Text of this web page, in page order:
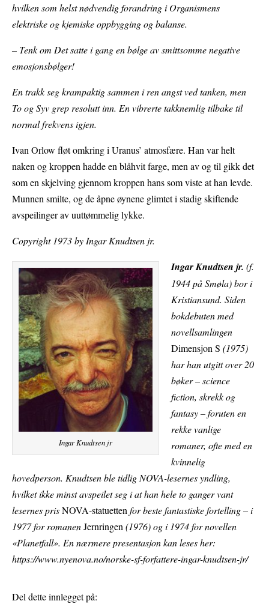
hvilken som helst nødvendig forandring i Organismens
elektriske og kjemiske oppbygging og balanse.
– Tenk om Det satte i gang en bølge av smittsomme negative
emosjonsbølger!
En trakk seg krampaktig sammen i ren angst ved tanken, men
To og Syv grep resolutt inn. En vibrerte takknemlig tilbake til
normal frekvens igjen.
Ivan Orlow fløt omkring i Uranus’ atmosfære. Han var helt
naken og kroppen hadde en blåhvit farge, men av og til gikk det
som en skjelving gjennom kroppen hans som viste at han levde.
Munnen smilte, og de åpne øynene glimtet i stadig skiftende
avspeilinger av uuttømmelig lykke.
Copyright 1973 by Ingar Knudtsen jr.
Ingar Knudtsen jr
Ingar Knudtsen jr. (f.
1944 på Smøla) bor i
Kristiansund. Siden
bokdebuten med
novellsamlingen
Dimensjon S (1975)
har han utgitt over 20
bøker – science
fiction, skrekk og
fantasy – foruten en
rekke vanlige
romaner, ofte med en
kvinnelig
hovedperson. Knudtsen ble tidlig NOVA-lesernes yndling,
hvilket ikke minst avspeilet seg i at han hele to ganger vant
lesernes prisNOVA-statuetten for beste fantastiske fortelling – i
1977 for romanenJernringen (1976) og i 1974 for novellen
«Planetfall». En nærmere presentasjon kan leses her:
https://www.nyenova.no/norske-sf-forfattere-ingar-knudtsen-jr/
Del dette innlegget på: